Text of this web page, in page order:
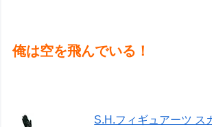
俺は空を飛んでいる！
S.H.フィギュアーツ ス